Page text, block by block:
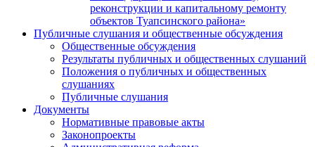
реконструкции и капитальному ремонту
объектов Туапсинского района»
Публичные слушания и общественные обсуждения
Общественные обсуждения
Результаты публичных и общественных слушаний
Положения о публичных и общественных
слушаниях
Публичные слушания
Документы
Нормативные правовые акты
Законопроекты